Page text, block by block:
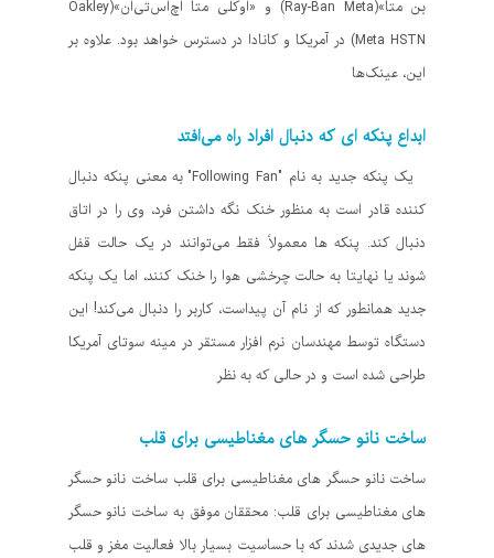
بن متا»(Ray-Ban Meta) و «اوکلی متا اچ‌اس‌تی‌ان»(Oakley
Meta HSTN) در آمریکا و کانادا در دسترس خواهد بود. علاوه بر
این، عینک‌ها
ابداع پنکه‌ ای که دنبال افراد راه می‌افتد
یک پنکه‌ جدید به نام "Following Fan" به معنی پنکه دنبال
کننده قادر است به منظور خنک نگه داشتن فرد، وی را در اتاق
دنبال کند. پنکه‌ ها معمولاً فقط می‌توانند در یک حالت قفل
شوند یا نهایتا به حالت چرخشی هوا را خنک کنند، اما یک پنکه‌
جدید همانطور که از نام آن پیداست، کاربر را دنبال می‌کند! این
دستگاه توسط مهندسان نرم افزار مستقر در مینه سوتای آمریکا
طراحی شده است و در حالی که به نظر
ساخت نانو حسگر‌ های مغناطیسی برای قلب
ساخت نانو حسگر‌ های مغناطیسی برای قلب ساخت نانو حسگر‌
های مغناطیسی برای قلب: محققان موفق به ساخت نانو حسگر‌
های جدیدی شدند که با حساسیت بسیار بالا فعالیت مغز و قلب